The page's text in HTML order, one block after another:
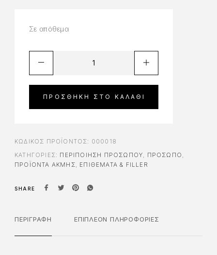
Σε απόθεμα
ΠΡΟΣΘΉΚΗ ΣΤΟ ΚΑΛΆΘΙ
ΚΩΔΙΚΌΣ ΠΡΟΪΌΝΤΟΣ: 000018
ΚΑΤΗΓΟΡΊΕΣ: ΠΕΡΙΠΟΊΗΣΗ ΠΡΟΣΏΠΟΥ, ΠΡΟΣΩΠΟ ,
ΠΡΟΪΌΝΤΑ ΑΚΜΉΣ, ΕΠΙΘΈΜΑΤΑ & FILLER
SHARE
ΠΕΡΙΓΡΑΦΉ ΕΠΙΠΛΈΟΝ ΠΛΗΡΟΦΟΡΊΕΣ